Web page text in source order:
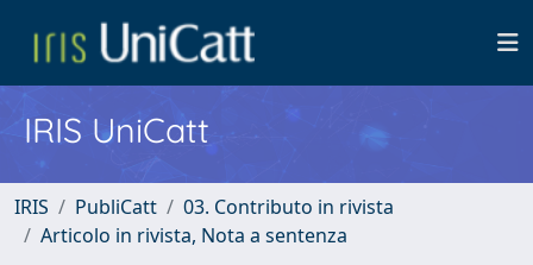
IRIS UniCatt
IRIS PubliCatt
03. Contributo in rivista
Articolo in rivista, Nota a sentenza